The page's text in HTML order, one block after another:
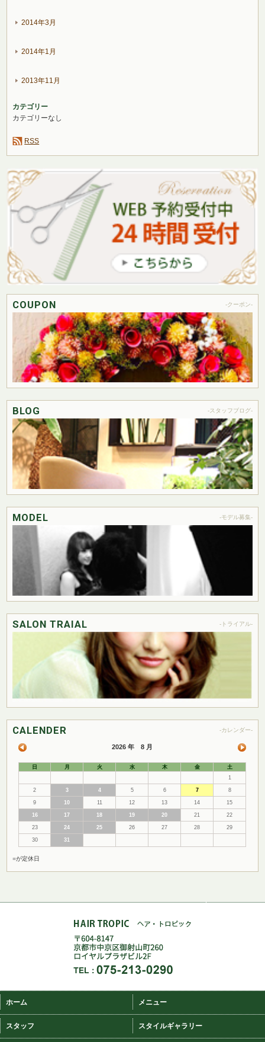
2014年3月
2014年1月
2013年11月
カテゴリー
カテゴリーなし
RSS
COUPON -クーポン-
BLOG -スタッフブログ-
MODEL -モデル募集-
SALON TRAIAL -トライアル-
CALENDER -カレンダー-
2026 年 8 月
日 月 火 水 木 金
土
1
2 3 4 5 6 7 8
9 10 11 12 13 14 15
16 17 18 19 20 21 22
23 24 25 26 27 28 29
30 31
■が定休日
ホーム メニュー
スタッフ スタイルギャラリー